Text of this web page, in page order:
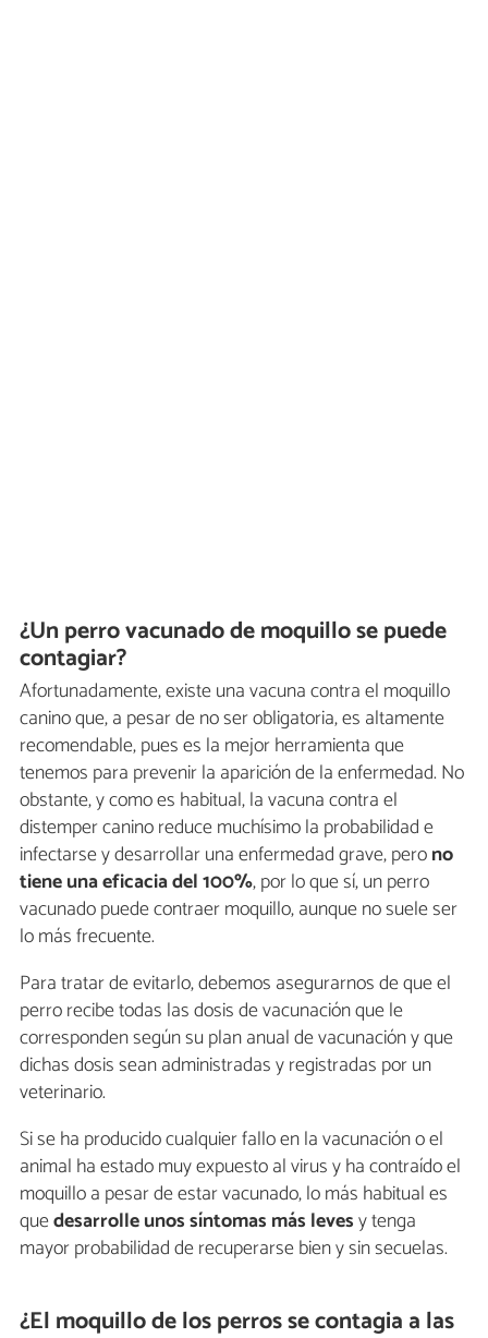
¿Un perro vacunado de moquillo se puede
contagiar?
Afortunadamente, existe una vacuna contra el moquillo
canino que, a pesar de no ser obligatoria, es altamente
recomendable, pues es la mejor herramienta que
tenemos para prevenir la aparición de la enfermedad. No
obstante, y como es habitual, la vacuna contra el
distemper canino reduce muchísimo la probabilidad e
infectarse y desarrollar una enfermedad grave, perono
tiene una eficacia del 100%, por lo que sí, un perro
vacunado puede contraer moquillo, aunque no suele ser
lo más frecuente.
Para tratar de evitarlo, debemos asegurarnos de que el
perro recibe todas las dosis de vacunación que le
corresponden según su plan anual de vacunación y que
dichas dosis sean administradas y registradas por un
veterinario.
Si se ha producido cualquier fallo en la vacunación o el
animal ha estado muy expuesto al virus y ha contraído el
moquillo a pesar de estar vacunado, lo más habitual es
quedesarrolle unos síntomas más levesy tenga
mayor probabilidad de recuperarse bien y sin secuelas.
¿El moquillo de los perros se contagia a las